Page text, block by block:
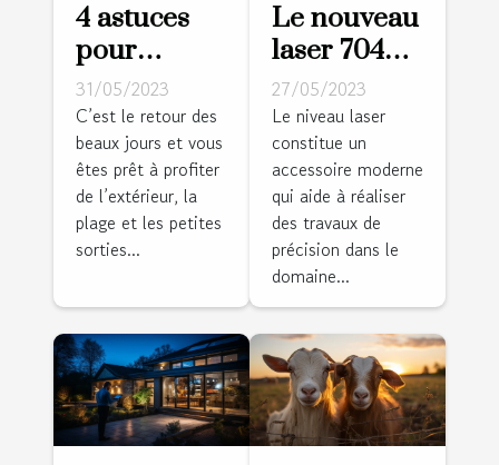
4 astuces
pour
rafraîchir
votre
logement
31/05/2023
C’est le retour des
beaux jours et vous
êtes prêt à profiter
de l’extérieur, la
plage et les petites
sorties...
Le nouveau
laser 704CG
: pourquoi
l'adopter ?
27/05/2023
Le niveau laser
constitue un
accessoire moderne
qui aide à réaliser
des travaux de
précision dans le
domaine...